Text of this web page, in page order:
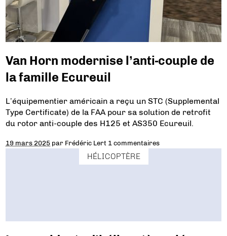
Van Horn modernise l’anti-couple de
la famille Ecureuil
L’équipementier américain a reçu un STC (Supplemental
Type Certificate) de la FAA pour sa solution de retrofit
du rotor anti-couple des H125 et AS350 Ecureuil.
19 mars 2025 par Frédéric Lert 1 commentaires
HÉLICOPTÈRE